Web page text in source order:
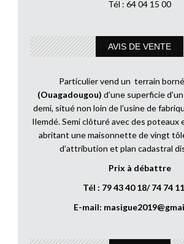
Tél : 64 04 15 00
AVIS DE VENTE
Particulier vend un terrain borné
(Ouagadougou) d’une superficie
demi, situé non loin de l’usine de
Ilemdé. Semi clôturé avec des poteaux
abritant une maisonnette de vingt
d’attribution et plan cadastral
Prix à débattre
Tél : 79 43 40 18/ 74 74
E-mail: